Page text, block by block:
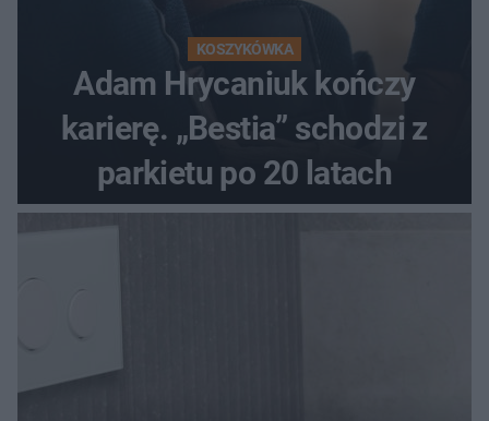
KOSZYKÓWKA
Adam Hrycaniuk kończy
karierę. „Bestia” schodzi z
parkietu po 20 latach